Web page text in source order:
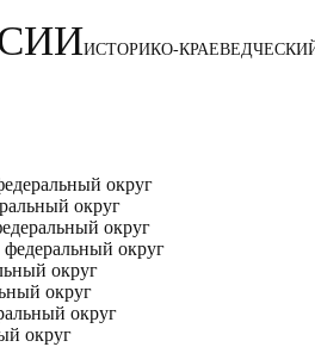
ИСТОРИКО-
округ
округ
округ
округ
округ
округ
округ
округ